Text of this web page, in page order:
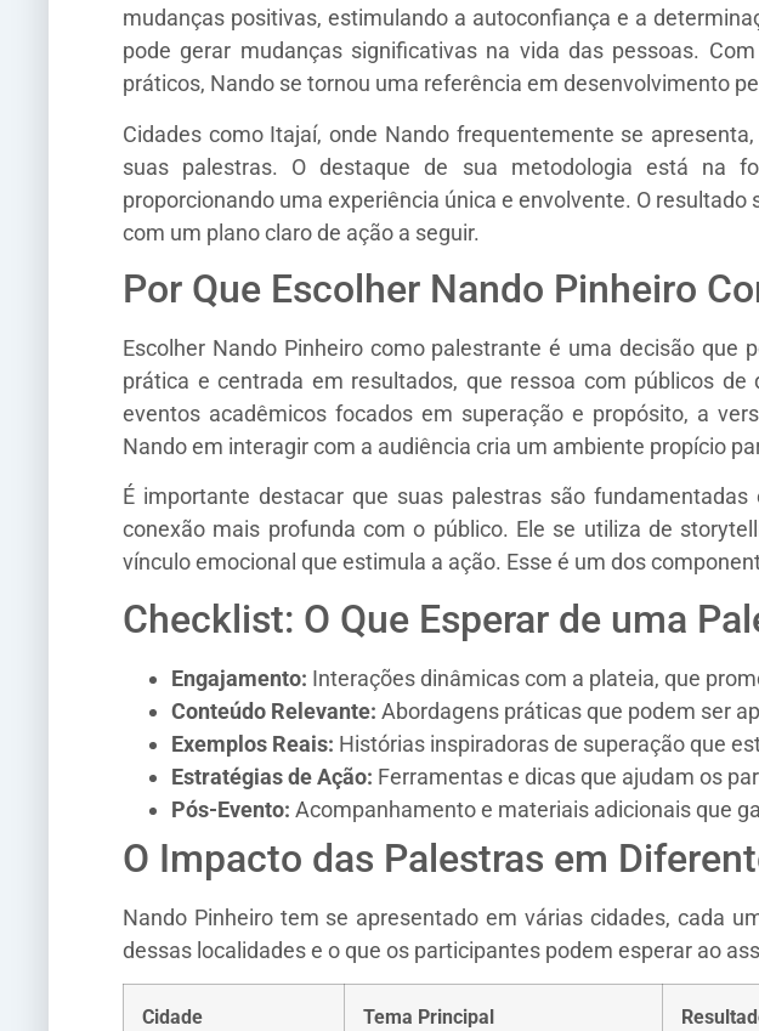
mudanças positivas, estimulando a autoconfiança e a
pode gerar mudanças significativas na vida das pessoas.
práticos, Nando se tornou uma referência em desenvolvimento
Cidades como Itajaí, onde Nando frequentemente se
suas palestras. O destaque de sua metodologia está na
proporcionando uma experiência única e envolvente. O
com um plano claro de ação a seguir.
Por Que Escolher Nando Pinheiro
Escolher Nando Pinheiro como palestrante é uma decisão
prática e centrada em resultados, que ressoa com públicos
eventos acadêmicos focados em superação e propósito, a
Nando em interagir com a audiência cria um ambiente propício
É importante destacar que suas palestras são
conexão mais profunda com o público. Ele se utiliza de
vínculo emocional que estimula a ação. Esse é um dos
Checklist: O Que Esperar de uma
Engajamento: Interações dinâmicas com a plateia, que
Conteúdo Relevante: Abordagens práticas que podem ser
Exemplos Reais: Histórias inspiradoras de superação que
Estratégias de Ação: Ferramentas e dicas que ajudam os
Pós-Evento: Acompanhamento e materiais adicionais que
O Impacto das Palestras em
Nando Pinheiro tem se apresentado em várias cidades, cada
dessas localidades e o que os participantes podem esperar ao
Cidade Tema Principal